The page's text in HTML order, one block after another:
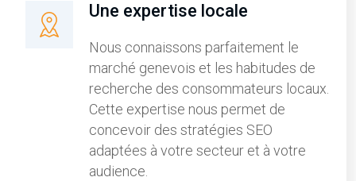
Une expertise locale
Nous connaissons parfaitement le
marché genevois et les habitudes de
recherche des consommateurs locaux.
Cette expertise nous permet de
concevoir des stratégies SEO
adaptées à votre secteur et à votre
audience.